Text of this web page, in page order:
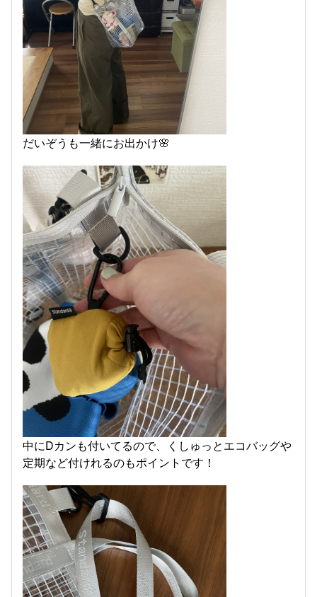
だいぞうも一緒にお出かけ🌸
中にDカンも付いてるので、くしゅっとエコバッグや
定期など付けれるのもポイントです！